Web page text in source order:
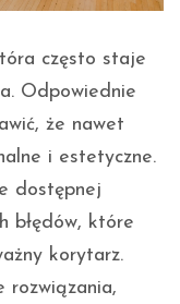
często staje
Odpowiednie
że nawet
i estetyczne.
dostępnej
błędów, które
korytarz.
rozwiązania,